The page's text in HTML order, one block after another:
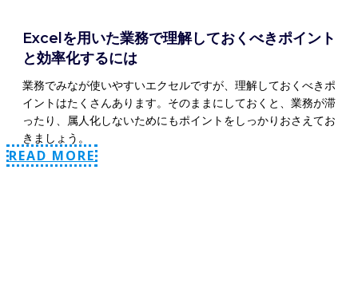
Excelを用いた業務で理解しておくべきポイント
と効率化するには
業務でみなが使いやすいエクセルですが、理解しておくべきポ
イントはたくさんあります。そのままにしておくと、業務が滞
ったり、属人化しないためにもポイントをしっかりおさえてお
きましょう。
READ MORE